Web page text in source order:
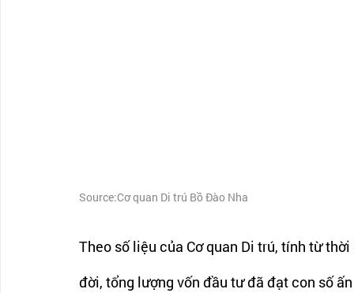
Source:Cơ quan Di trú Bồ Đào Nha
Theo số liệu của Cơ quan Di trú, tính từ
đời, tổng lượng vốn đầu tư đã đạt con số